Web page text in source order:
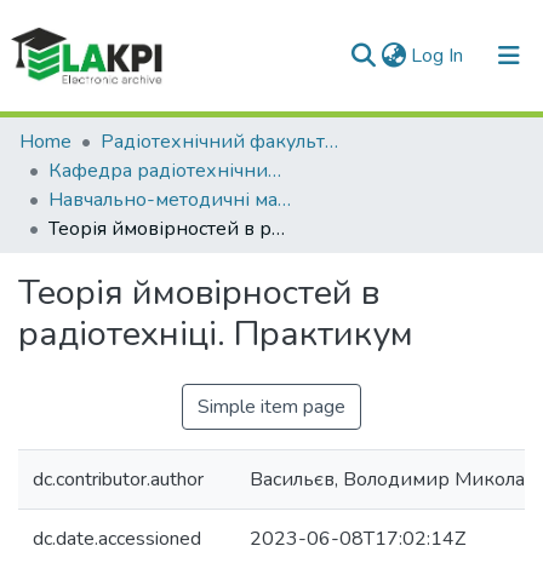
Log In (current)
Communities & Collections
All of DSpace
Statistics
Home
Радіотехнічний факультет (РТФ)
Кафедра радіотехнічних систем (РТС)
Навчально-методичні матеріали (РТС)
Теорія ймовірностей в радіотехніці. Практикум
Теорія ймовірностей в
радіотехніці. Практикум
Simple item page
dc.contributor.author Васильєв, Володимир
dc.date.accessioned 2023-06-08T17:02:14Z